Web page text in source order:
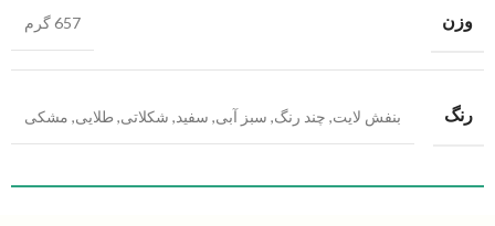
وزن 657 گرم
رنگ بنفش لایت, چند رنگ, سبز آبی, سفید, شکلاتی, طلایی, مشکی